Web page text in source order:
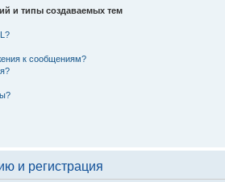
и типы создаваемых тем
к сообщениям?
и регистрация